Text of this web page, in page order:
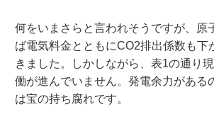
何をいまさらと言われそうですが、原
ば電気料金とともにCO2排出係数も下
きました。しかしながら、表1の通り
働が進んでいません。発電余力がある
は宝の持ち腐れです。